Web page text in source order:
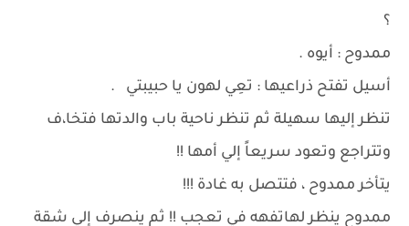
؟
ممدوح : أيوه .
أسيل تفتح ذراعيها : تعِي لهون يا حبيبتي .
تنظر إليها سهيلة ثم تنظر ناحية باب والدتها فتخا،ف
وتتراجع وتعود سريعاً إلي أمها !!
يتأخر ممدوح ، فتتصل به غادة !!!
ممدوح ينظر لهاتفهه في تعجب !! ثم ينصرف إلي شقة